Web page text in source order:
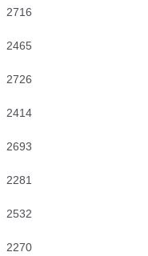
2716
2465
2726
2414
2693
2281
2532
2270